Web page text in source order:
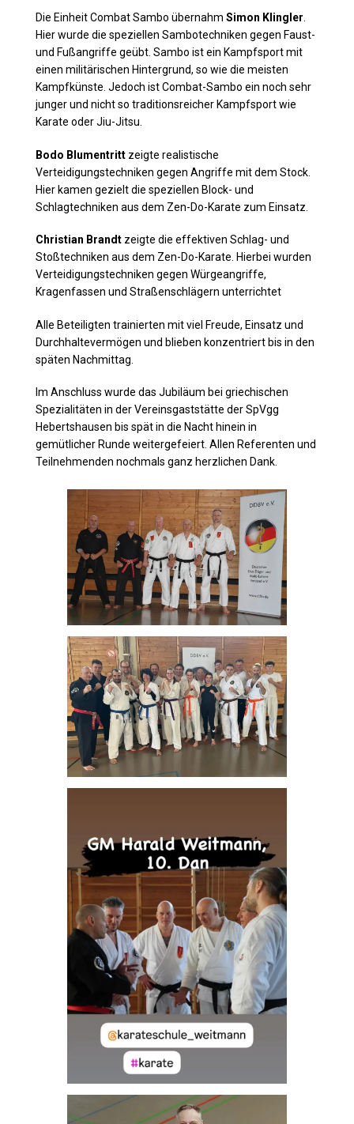
Die Einheit Combat Sambo übernahm Simon Klingler
Hier wurde die speziellen Sambotechniken gegen Faust-
und Fußangriffe geübt. Sambo ist ein Kampfsport mit
einen militärischen Hintergrund, so wie die meisten
Kampfkünste. Jedoch ist Combat-Sambo ein noch sehr
junger und nicht so traditionsreicher Kampfsport wie
Karate oder Jiu-Jitsu.
Bodo Blumentritt zeigte realistische
Verteidigungstechniken gegen Angriffe mit dem Stock.
Hier kamen gezielt die speziellen Block- und
Schlagtechniken aus dem Zen-Do-Karate zum Einsatz.
Christian Brandt zeigte die effektiven Schlag- und
Stoßtechniken aus dem Zen-Do-Karate. Hierbei wurden
Verteidigungstechniken gegen Würgeangriffe,
Kragenfassen und Straßenschlägern unterrichtet
Alle Beteiligten trainierten mit viel Freude, Einsatz und
Durchhaltevermögen und blieben konzentriert bis in den
späten Nachmittag.
Im Anschluss wurde das Jubiläum bei griechischen
Spezialitäten in der Vereinsgaststätte der SpVgg
Hebertshausen bis spät in die Nacht hinein in
gemütlicher Runde weitergefeiert. Allen Referenten und
Teilnehmenden nochmals ganz herzlichen Dank.